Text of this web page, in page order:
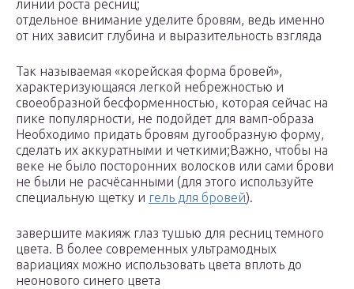
линии роста ресниц;
отдельное внимание уделите бровям, ведь именно
от них зависит глубина и выразительность взгляда
Так называемая «корейская форма бровей»,
характеризующаяся легкой небрежностью и
своеобразной бесформенностью, которая сейчас на
пике популярности, не подойдет для вамп-образа
Необходимо придать бровям дугообразную форму,
сделать их аккуратными и четкими;Важно, чтобы на
веке не было посторонних волосков или сами брови
не были не расчёсанными (для этого используйте
специальную щетку и гель для бровей).
завершите макияж глаз тушью для ресниц темного
цвета. В более современных ультрамодных
вариациях можно использовать цвета вплоть до
неонового синего цвета